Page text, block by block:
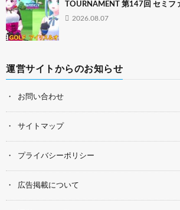
TOURNAMENT 第147回 セミフ
2026.08.07
運営サイトからのお知らせ
お問い合わせ
サイトマップ
プライバシーポリシー
広告掲載について